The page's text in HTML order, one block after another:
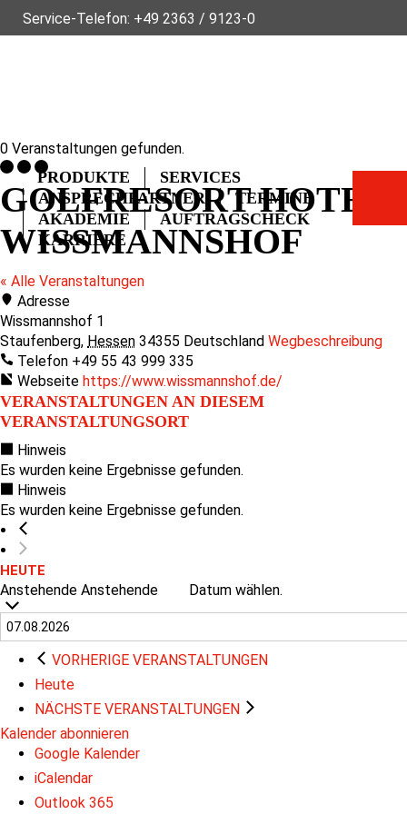
Service-Telefon: +49 2363 / 9123-0
PRODUKTE
SERVICES
ANSPRECHPARTNER
TERMINE
AKADEMIE
AUFTRAGSCHECK
KARRIERE
0 Veranstaltungen gefunden.
GOLFRESORT HOTEL
WISSMANNSHOF
« Alle Veranstaltungen
Adresse
Wissmannshof 1
Staufenberg, Hessen 34355 Deutschland Wegbeschreibung
Telefon +49 55 43 999 335
Webseite https://www.wissmannshof.de/
VERANSTALTUNGEN AN DIESEM
VERANSTALTUNGSORT
Hinweis
Es wurden keine Ergebnisse gefunden.
Hinweis
Es wurden keine Ergebnisse gefunden.
HEUTE
Anstehende Anstehende Datum wählen.
VORHERIGE VERANSTALTUNGEN
Heute
NÄCHSTE VERANSTALTUNGEN
Kalender abonnieren
Google Kalender
iCalendar
Outlook 365